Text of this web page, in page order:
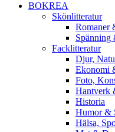
BOKREA
Skönlitteratur
Romaner
Spänning
Facklitteratur
Djur,
Ekonomi
Foto,
Hantverk
Historia
Humor &
Hälsa,